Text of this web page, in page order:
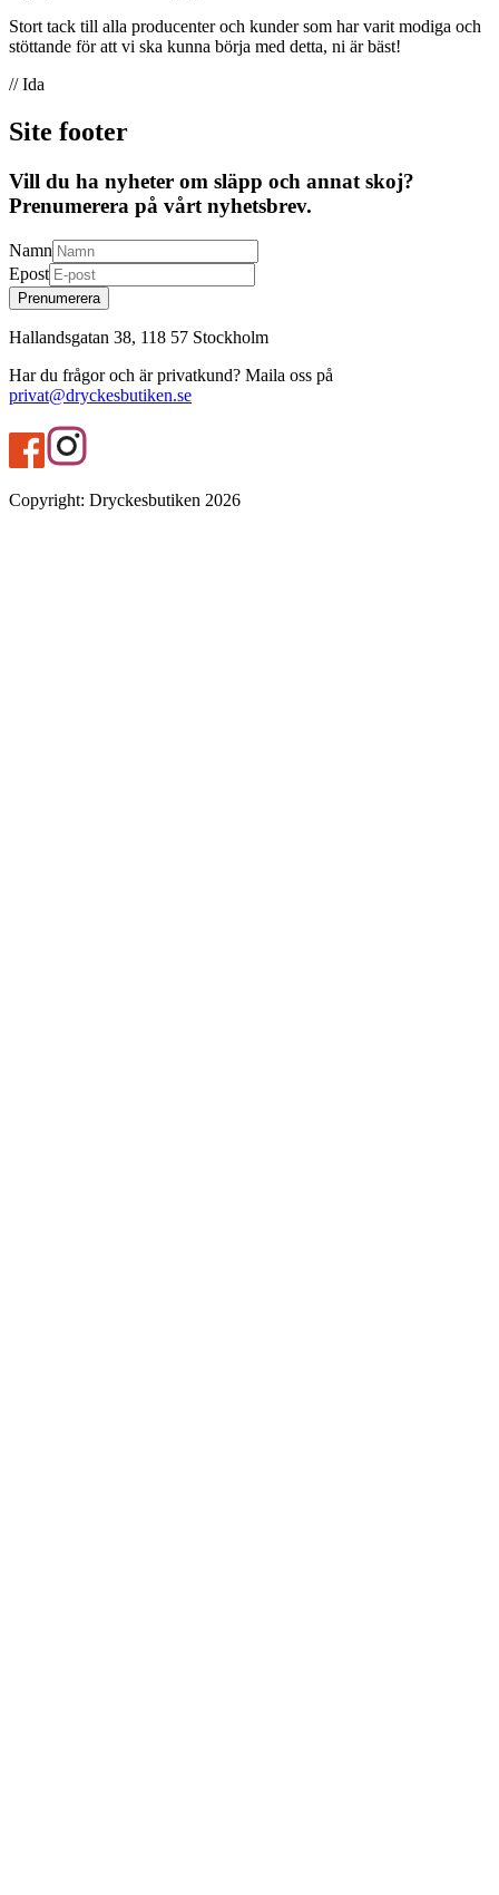
Stort tack till alla producenter och kunder som har varit modiga och
stöttande för att vi ska kunna börja med detta, ni är bäst!
// Ida
Site footer
Vill du ha nyheter om släpp och annat skoj?
Prenumerera på vårt nyhetsbrev.
Namn
Epost
Prenumerera
Hallandsgatan 38, 118 57 Stockholm
Har du frågor och är privatkund? Maila oss på
privat@dryckesbutiken.se
Copyright: Dryckesbutiken 2026